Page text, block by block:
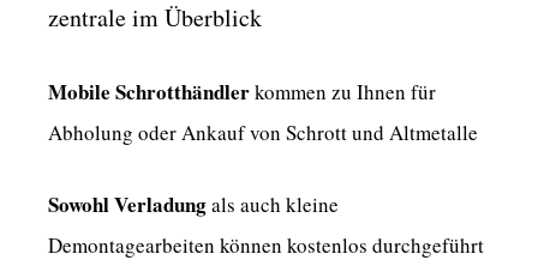
zentrale im Überblick
Mobile Schrotthändlerkommen zu Ihnen für
Abholung oder Ankauf von Schrott und Altmetalle
Sowohl Verladungals auch kleine
Demontagearbeiten können kostenlos durchgeführt